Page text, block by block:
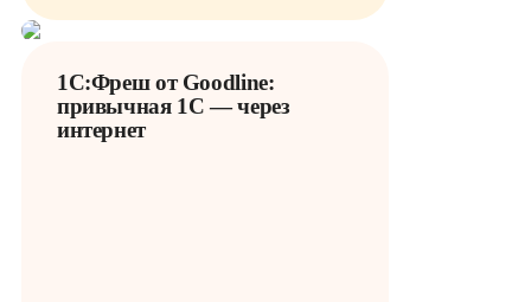
1С:Фреш от Goodline:
привычная 1С — через
интернет